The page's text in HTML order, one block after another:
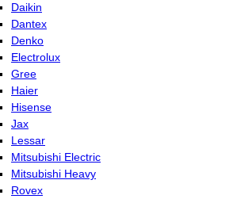
Daikin
Dantex
Denko
Electrolux
Gree
Haier
Hisense
Jax
Lessar
Mitsubishi Electric
Mitsubishi Heavy
Rovex